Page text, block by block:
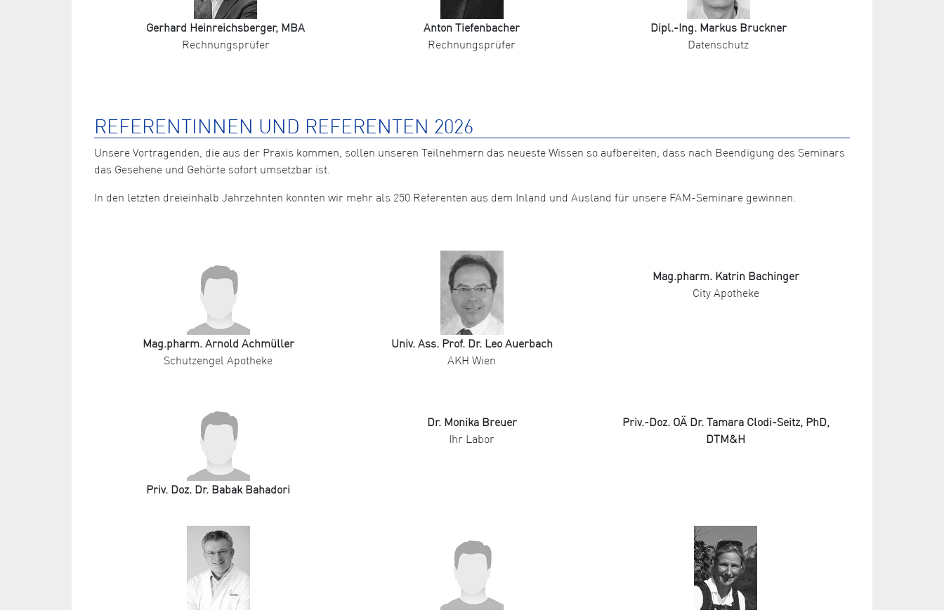
Gerhard Heinreichsberger, MBA
Rechnungsprüfer
Anton Tiefenbacher
Rechnungsprüfer
Dipl.-Ing. Markus Bruckner
Datenschutz
REFERENTINNEN UND REFERENTEN 2026
Unsere Vortragenden, die aus der Praxis kommen, sollen unseren Teilnehmern das neueste Wissen so aufbereiten, dass nach Beendigung des Seminars
das Gesehene und Gehörte sofort umsetzbar ist.
In den letzten dreieinhalb Jahrzehnten konnten wir mehr als 250 Referenten aus dem Inland und Ausland für unsere FAM-Seminare gewinnen.
Mag.pharm. Arnold Achmüller
Schutzengel Apotheke
Univ. Ass. Prof. Dr. Leo Auerbach
AKH Wien
Mag.pharm. Katrin Bachinger
City Apotheke
Priv. Doz. Dr. Babak Bahadori
Dr. Monika Breuer
Ihr Labor
Priv.-Doz. OÄ Dr. Tamara Clodi-Seitz, PhD,
DTM&H